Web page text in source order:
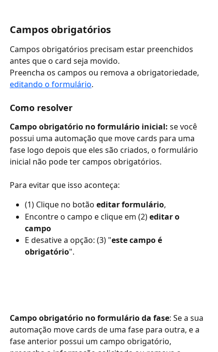
Campos obrigatórios
Campos obrigatórios precisam estar preenchidos
antes que o card seja movido.
Preencha os campos ou remova a obrigatoriedade,
editando o formulário.
Como resolver
Campo obrigatório no formulário inicial: se você
possui uma automação que move cards para uma
fase logo depois que eles são criados, o formulário
inicial não pode ter campos obrigatórios.
Para evitar que isso aconteça:
(1) Clique no botão editar formulário,
Encontre o campo e clique em (2) editar o
campo
E desative a opção: (3) "este campo é
obrigatório".
Campo obrigatório no formulário da fase: Se a sua
automação move cards de uma fase para outra, e a
fase anterior possui um campo obrigatório,